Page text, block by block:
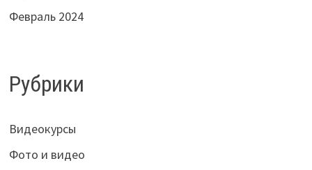
Февраль 2024
Рубрики
Видеокурсы
Фото и видео